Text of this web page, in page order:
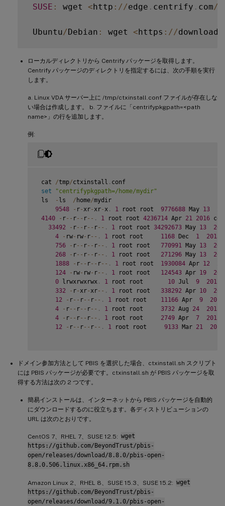
SUSE : wget <http : / /edge . centrify . com/
Ubuntu/Debian : wget <https : / /downloads
ローカルディレクトリから Centrify パッケージを取得します。
Centrify パッケージのディレクトリを指定するには、次の手順を実行
します。
a. Linux VDA サーバー上に /tmp/ctxinstall.conf ファイルが存在しな
い場合は作成します。 b. ファイルに「centrifypkgpath=<path
name>」の行を追加します。
例:
cat /tmp/ctxinstall . conf
set
"centrifypkgpath=/home/mydir"
ls
- ls / home/mydir
9548
- r- xr- xr- x . 1 root root 9776688 May 13
4140
- r-- r-- r-- . 1 root root 4236714 Apr 21 2016
33492
- r-- r-- r-- . 1 root root 34292673 May 13
4
- rw- rw- r-- . 1 root root 1168 Dec 1 2015
756
- r-- r-- r-- . 1 root root 770991 May 13
268
- r-- r-- r-- . 1 root root 271296 May 13
1888
- r-- r-- r-- . 1 root root 1930084 Apr 12
124
- rw- rw- r-- . 1 root root 124543 Apr 19
0 lrwxrwxrwx . 1 root root 10 Jul 9 2012
332
- r- xr- xr-- . 1 root root 338292 Apr 10
12
- r-- r-- r-- . 1 root root 11166 Apr 9 2015
4
- r-- r-- r-- . 1 root root 3732 Aug 24 2015
4
- r-- r-- r-- . 1 root root 2749 Apr 7 2015
12
- r-- r-- r-- . 1 root root 9133 Mar 21 2016
ドメイン参加方法として PBIS を選択した場合、ctxinstall.sh スクリプト
には PBIS パッケージが必要です。ctxinstall.sh が PBIS パッケージを取
得する方法は次の 2 つです。
簡易インストールは、インターネットから PBIS パッケージを自動的
にダウンロードするのに役立ちます。各ディストリビューションの
URL は次のとおりです。
CentOS 7、RHEL 7、SUSE 12.5: wget
https://github.com/BeyondTrust/pbis-
open/releases/download/8.8.0/pbis-open-
8.8.0.506.linux.x86_64.rpm.sh
Amazon Linux 2、RHEL 8、SUSE 15.3、SUSE 15.2: wget
https://github.com/BeyondTrust/pbis-
open/releases/download/9.1.0/pbis-open-